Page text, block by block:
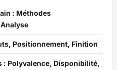
: Méthodes
Positionnement, Finition
: Polyvalence, Disponibilité,